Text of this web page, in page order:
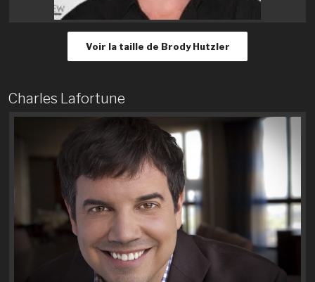
Voir la taille de Brody Hutzler
Charles Lafortune